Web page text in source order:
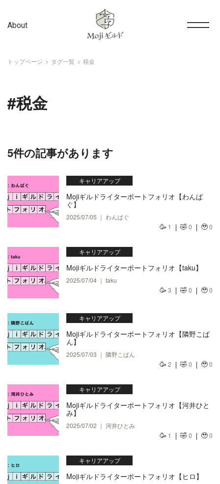
About
トップページ タグ一覧 税金
#税金
5件の記事があります
キャリアアップ
Mojiギルドライターポートフォリオ【わんぱ
ぐ】
2025/07/05 ｜ わんぱぐ
🥳 1 🤣0 🥹0
キャリアアップ
Mojiギルドライターポートフォリオ【taku】
2025/07/04 ｜ taku
🥳 3 🤣0 🥹0
キャリアアップ
Mojiギルドライターポートフォリオ【隣野こぱ
ん】
2025/07/03 ｜ 隣野こぱん
🥳 2 🤣0 🥹0
キャリアアップ
Mojiギルドライターポートフォリオ【河井ひと
み】
2025/07/02 ｜ 河井ひとみ
🥳 1 🤣0 🥹0
キャリアアップ
Mojiギルドライターポートフォリオ【ヒロ】